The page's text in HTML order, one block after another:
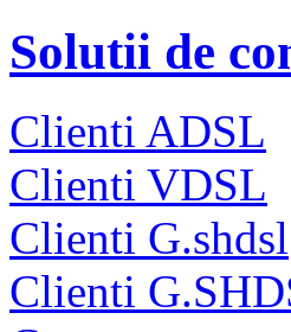
Solutii de
Clienti ADSL
Clienti VDSL
Clienti G.shdsl
Clienti